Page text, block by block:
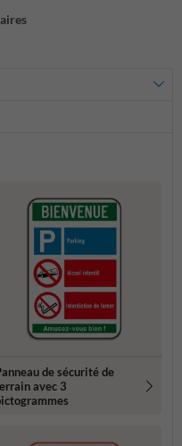
de sécurité de
avec 3